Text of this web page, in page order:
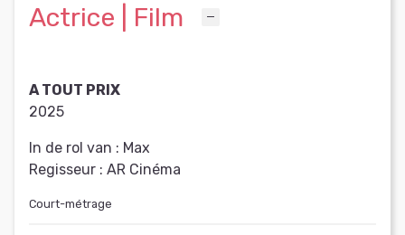
Actrice | Film
A TOUT PRIX
2025
In de rol van : Max
Regisseur : AR Cinéma
Court-métrage